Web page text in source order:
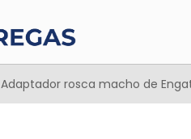
Adaptador rosca macho de